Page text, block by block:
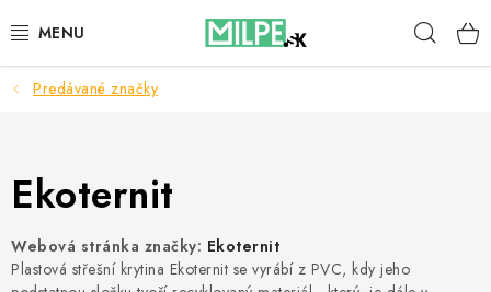
na
STREŠNÉ OKNÁ
DOM A ZÁHRADA
STAVBA
Predávané značky
Ekoternit
Webová stránka značky: Ekoternit
Plastová střešní krytina Ekoternit se vyrábí z PVC, kdy jeho